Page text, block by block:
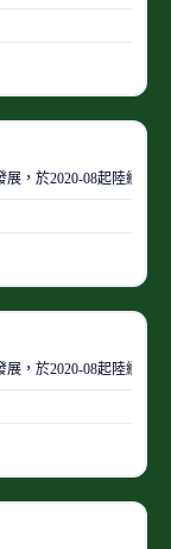
，於2020-08起陸續入
，於2020-08起陸續入